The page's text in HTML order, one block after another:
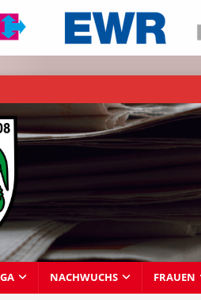
NACHWUCHS FRAUEN